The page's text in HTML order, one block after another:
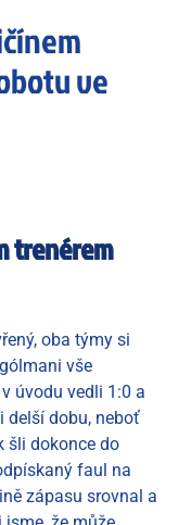
ve
trenérem
oba týmy si
vše
úvodu vedli 1:0 a
delší dobu, neboť
šli dokonce do
faul na
zápasu srovnal a